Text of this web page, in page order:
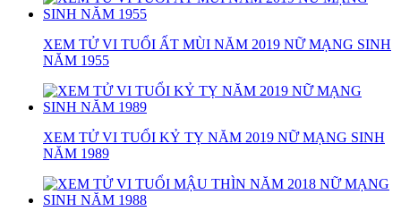
XEM TỬ VI TUỔI ẤT MÙI NĂM 2019 NỮ MẠNG SINH
NĂM 1955
XEM TỬ VI TUỔI KỶ TỴ NĂM 2019 NỮ MẠNG SINH
NĂM 1989